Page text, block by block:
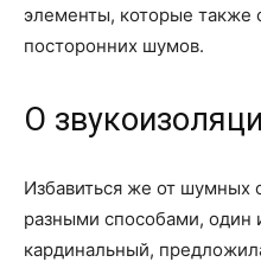
элементы, которые также
посторонних шумов.
О
Избавиться же от
разными способами, один
кардинальный,